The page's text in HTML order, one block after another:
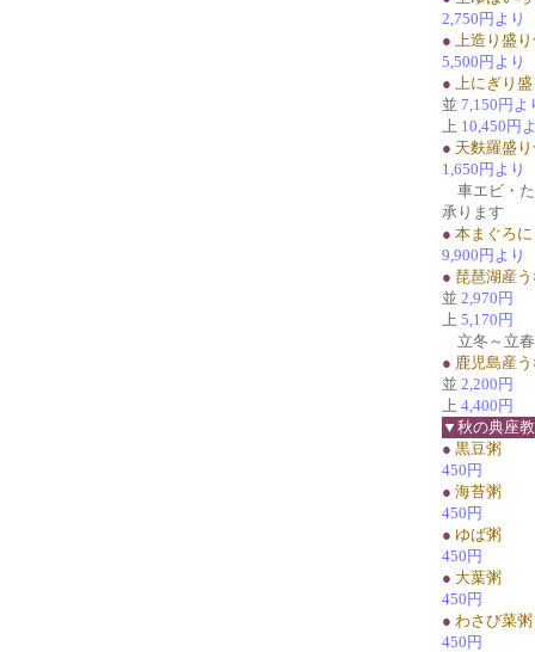
2,750円より
● 上造り盛
5,500円より
● 上にぎり
並 7,150円よ
上 10,450円
● 天麩羅盛
1,650円より
車エビ・た
承ります
● 本まぐろ
9,900円より
● 琵琶湖産
並 2,970円
上 5,170円
立冬～立
● 鹿児島産
並 2,200円
上 4,400円
▼秋の典座
● 黒豆粥
450円
● 海苔粥
450円
● ゆば粥
450円
● 大葉粥
450円
● わさび菜粥
450円